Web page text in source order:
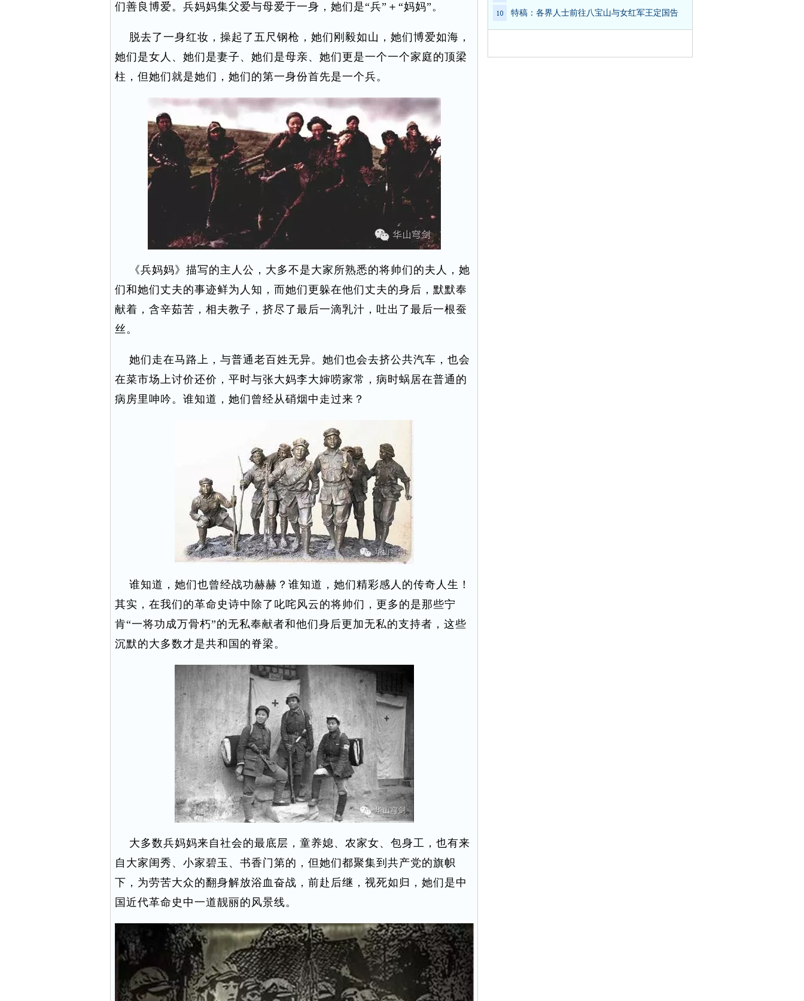
们善良博爱。兵妈妈集父爱与母爱于一身，她们是“兵”＋“妈妈”。
脱去了一身红妆，操起了五尺钢枪，她们刚毅如山，她们博爱如海，
她们是女人、她们是妻子、她们是母亲、她们更是一个一个家庭的顶梁
柱，但她们就是她们，她们的第一身份首先是一个兵。
《兵妈妈》描写的主人公，大多不是大家所熟悉的将帅们的夫人，她
们和她们丈夫的事迹鲜为人知，而她们更躲在他们丈夫的身后，默默奉
献着，含辛茹苦，相夫教子，挤尽了最后一滴乳汁，吐出了最后一根蚕
丝。
她们走在马路上，与普通老百姓无异。她们也会去挤公共汽车，也会
在菜市场上讨价还价，平时与张大妈李大婶唠家常，病时蜗居在普通的
病房里呻吟。谁知道，她们曾经从硝烟中走过来？
谁知道，她们也曾经战功赫赫？谁知道，她们精彩感人的传奇人生！
其实，在我们的革命史诗中除了叱咤风云的将帅们，更多的是那些宁
肯“一将功成万骨朽”的无私奉献者和他们身后更加无私的支持者，这些
沉默的大多数才是共和国的脊梁。
大多数兵妈妈来自社会的最底层，童养媳、农家女、包身工，也有来
自大家闺秀、小家碧玉、书香门第的，但她们都聚集到共产党的旗帜
下，为劳苦大众的翻身解放浴血奋战，前赴后继，视死如归，她们是中
国近代革命史中一道靓丽的风景线。
特稿：各界人士前往八宝山与女红军王定国告